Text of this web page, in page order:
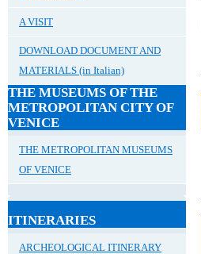
A VISIT
DOWNLOAD DOCUMENT AND
MATERIALS (in Italian)
THE MUSEUMS OF THE
METROPOLITAN CITY OF
VENICE
THE METROPOLITAN MUSEUMS
OF VENICE
ITINERARIES
ARCHEOLOGICAL ITINERARY